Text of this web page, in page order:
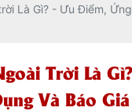
Là Gì? - Ưu Điểm,
Trời Là
Và Báo